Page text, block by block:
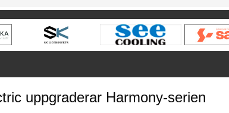
uppgraderar Harmony-serien